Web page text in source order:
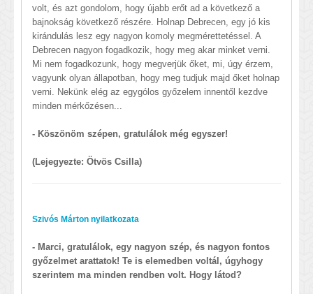
volt, és azt gondolom, hogy újabb erőt ad a következő a
bajnokság következő részére. Holnap Debrecen, egy jó kis
kirándulás lesz egy nagyon komoly megmérettetéssel. A
Debrecen nagyon fogadkozik, hogy meg akar minket verni.
Mi nem fogadkozunk, hogy megverjük őket, mi, úgy érzem,
vagyunk olyan állapotban, hogy meg tudjuk majd őket holnap
verni. Nekünk elég az egygólos győzelem innentől kezdve
minden mérkőzésen...
- Köszönöm szépen, gratulálok még egyszer!
(Lejegyezte: Ötvös Csilla)
Szivós Márton nyilatkozata
- Marci, gratulálok, egy nagyon szép, és nagyon fontos
győzelmet arattatok! Te is elemedben voltál, úgyhogy
szerintem ma minden rendben volt. Hogy látod?